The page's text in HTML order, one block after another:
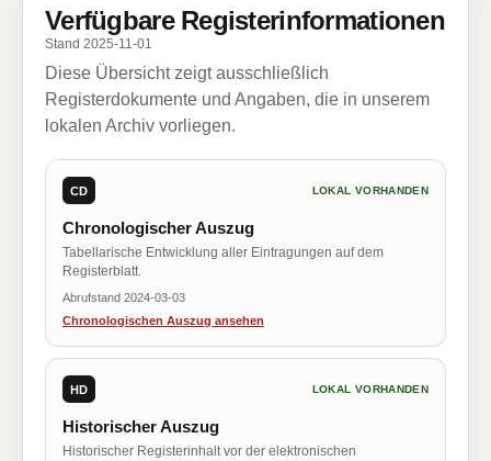
Verfügbare Registerinformationen
Stand 2025-11-01
Diese Übersicht zeigt ausschließlich
Registerdokumente und Angaben, die in unserem
lokalen Archiv vorliegen.
CD LOKAL VORHANDEN
Chronologischer Auszug
Tabellarische Entwicklung aller Eintragungen auf dem
Registerblatt.
Abrufstand 2024-03-03
Chronologischen Auszug ansehen
HD LOKAL VORHANDEN
Historischer Auszug
Historischer Registerinhalt vor der elektronischen